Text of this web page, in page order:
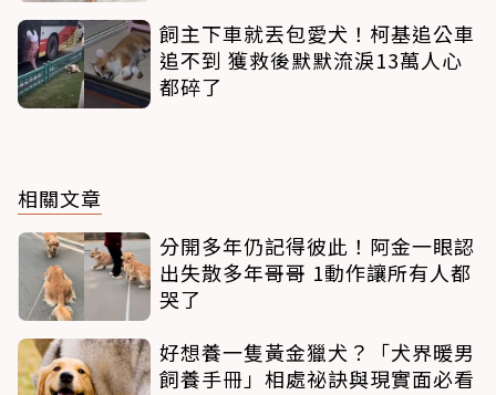
飼主下車就丟包愛犬！柯基追公車
追不到 獲救後默默流淚13萬人心
都碎了
相關文章
分開多年仍記得彼此！阿金一眼認
出失散多年哥哥 1動作讓所有人都
哭了
好想養一隻黃金獵犬？「犬界暖男
飼養手冊」相處祕訣與現實面必看